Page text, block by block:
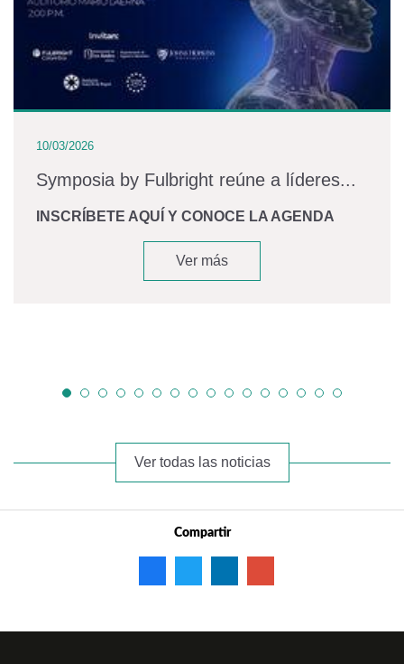
10/03/2026
Symposia by Fulbright reúne a líderes...
INSCRÍBETE AQUÍ Y CONOCE LA AGENDA
Ver más
Ver todas las noticias
Compartir